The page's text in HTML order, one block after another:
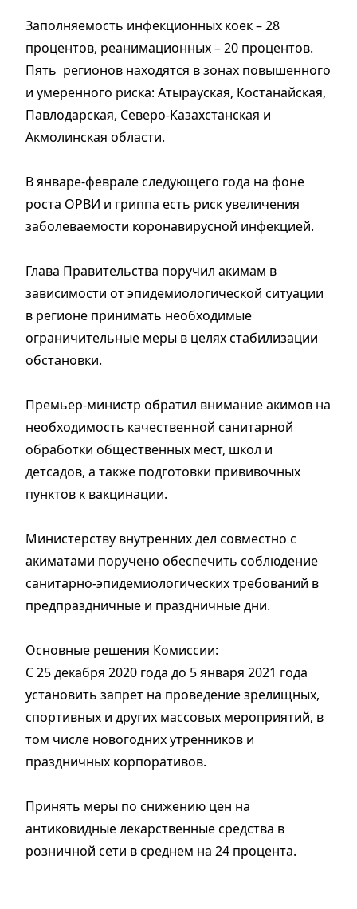
Заполняемость инфекционных коек – 28
процентов, реанимационных – 20 процентов.
Пять регионов находятся в зонах повышенного
и умеренного риска: Атырауская, Костанайская,
Павлодарская, Северо-Казахстанская и
Акмолинская области.
В январе-феврале следующего года на фоне
роста ОРВИ и гриппа есть риск увеличения
заболеваемости коронавирусной инфекцией.
Глава Правительства поручил акимам в
зависимости от эпидемиологической ситуации
в регионе принимать необходимые
ограничительные меры в целях стабилизации
обстановки.
Премьер-министр обратил внимание акимов на
необходимость качественной санитарной
обработки общественных мест, школ и
детсадов, а также подготовки прививочных
пунктов к вакцинации.
Министерству внутренних дел совместно с
акиматами поручено обеспечить соблюдение
санитарно-эпидемиологических требований в
предпраздничные и праздничные дни.
Основные решения Комиссии:
С 25 декабря 2020 года до 5 января 2021 года
установить запрет на проведение зрелищных,
спортивных и других массовых мероприятий, в
том числе новогодних утренников и
праздничных корпоративов.
Принять меры по снижению цен на
антиковидные лекарственные средства в
розничной сети в среднем на 24 процента.